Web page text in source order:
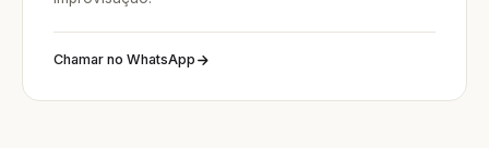
Chamar no WhatsApp